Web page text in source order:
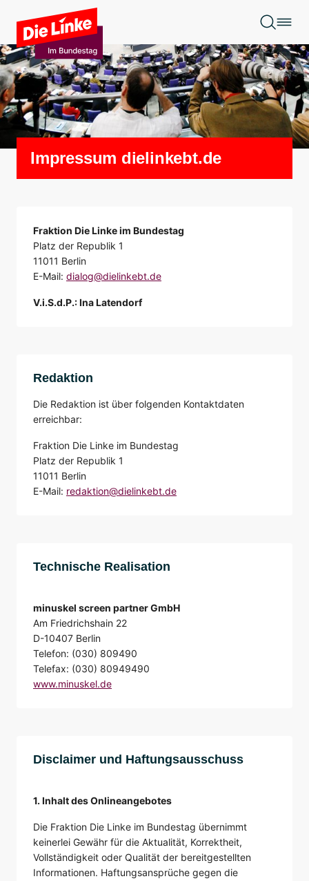
Zum Hauptinhalt springen
Impressum dielinkebt.de
Fraktion Die Linke im Bundestag
Platz der Republik 1
11011 Berlin
E-Mail: dialog@dielinkebt.de
V.i.S.d.P.: Ina Latendorf
Redaktion
Die Redaktion ist über folgenden Kontaktdaten
erreichbar:
Fraktion Die Linke im Bundestag
Platz der Republik 1
11011 Berlin
E-Mail: redaktion@dielinkebt.de
Technische Realisation
minuskel screen partner GmbH
Am Friedrichshain 22
D-10407 Berlin
Telefon: (030) 809490
Telefax: (030) 80949490
www.minuskel.de
Disclaimer und Haftungsausschuss
1. Inhalt des Onlineangebotes
Die Fraktion Die Linke im Bundestag übernimmt
keinerlei Gewähr für die Aktualität, Korrektheit,
Vollständigkeit oder Qualität der bereitgestellten
Informationen. Haftungsansprüche gegen die